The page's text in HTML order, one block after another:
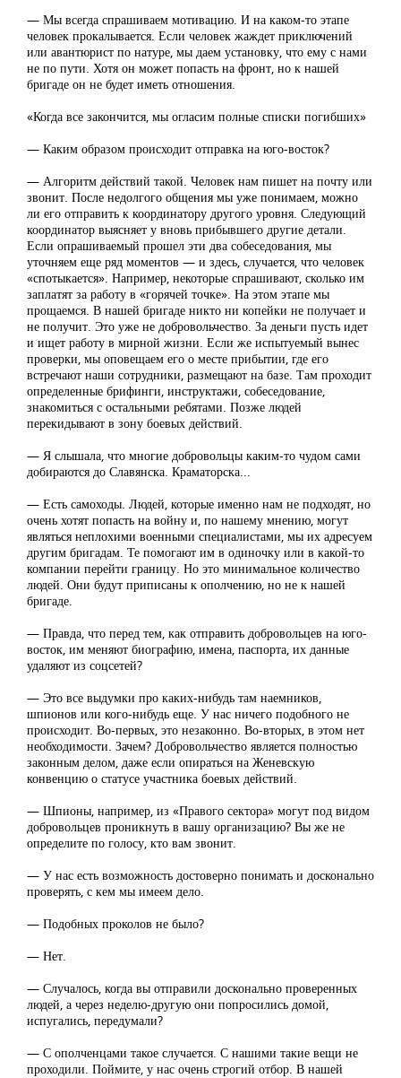
— Мы всегда спрашиваем мотивацию. И на каком-то этапе
человек прокалывается. Если человек жаждет приключений
или авантюрист по натуре, мы даем установку, что ему с нами
не по пути. Хотя он может попасть на фронт, но к нашей
бригаде он не будет иметь отношения.
«Когда все закончится, мы огласим полные списки погибших»
— Каким образом происходит отправка на юго-восток?
— Алгоритм действий такой. Человек нам пишет на почту или
звонит. После недолгого общения мы уже понимаем, можно
ли его отправить к координатору другого уровня. Следующий
координатор выясняет у вновь прибывшего другие детали.
Если опрашиваемый прошел эти два собеседования, мы
уточняем еще ряд моментов — и здесь, случается, что человек
«спотыкается». Например, некоторые спрашивают, сколько им
заплатят за работу в «горячей точке». На этом этапе мы
прощаемся. В нашей бригаде никто ни копейки не получает и
не получит. Это уже не добровольчество. За деньги пусть идет
и ищет работу в мирной жизни. Если же испытуемый вынес
проверки, мы оповещаем его о месте прибытии, где его
встречают наши сотрудники, размещают на базе. Там проходит
определенные брифинги, инструктажи, собеседование,
знакомиться с остальными ребятами. Позже людей
перекидывают в зону боевых действий.
— Я слышала, что многие добровольцы каким-то чудом сами
добираются до Славянска. Краматорска...
— Есть самоходы. Людей, которые именно нам не подходят, но
очень хотят попасть на войну и, по нашему мнению, могут
являться неплохими военными специалистами, мы их адресуем
другим бригадам. Те помогают им в одиночку или в какой-то
компании перейти границу. Но это минимальное количество
людей. Они будут приписаны к ополчению, но не к нашей
бригаде.
— Правда, что перед тем, как отправить добровольцев на юго-
восток, им меняют биографию, имена, паспорта, их данные
удаляют из соцсетей?
— Это все выдумки про каких-нибудь там наемников,
шпионов или кого-нибудь еще. У нас ничего подобного не
происходит. Во-первых, это незаконно. Во-вторых, в этом нет
необходимости. Зачем? Добровольчество является полностью
законным делом, даже если опираться на Женевскую
конвенцию о статусе участника боевых действий.
— Шпионы, например, из «Правого сектора» могут под видом
добровольцев проникнуть в вашу организацию? Вы же не
определите по голосу, кто вам звонит.
— У нас есть возможность достоверно понимать и досконально
проверять, с кем мы имеем дело.
— Подобных проколов не было?
— Нет.
— Случалось, когда вы отправили досконально проверенных
людей, а через неделю-другую они попросились домой,
испугались, передумали?
— С ополченцами такое случается. С нашими такие вещи не
проходили. Поймите, у нас очень строгий отбор. В нашей